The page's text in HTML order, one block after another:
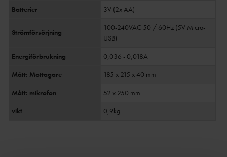
Batterier
3V (2x AA)
Strömförsörjning
100-240VAC 50 / 60Hz (5V Micro-
USB)
Energiförbrukning
0,036 - 0,018A
Mått: Mottagare
185 x 215 x 40 mm
Mått: mikrofon
52 x 250 mm
vikt
0,9kg